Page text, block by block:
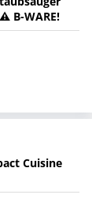
B-WARE!
Cuisine